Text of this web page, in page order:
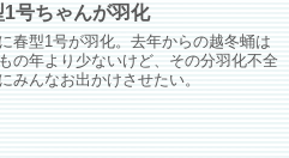
1号ちゃんが羽化
春型1号が羽化。去年からの越冬蛹は
の年より少ないけど、その分羽化不全
みんなお出かけさせたい。